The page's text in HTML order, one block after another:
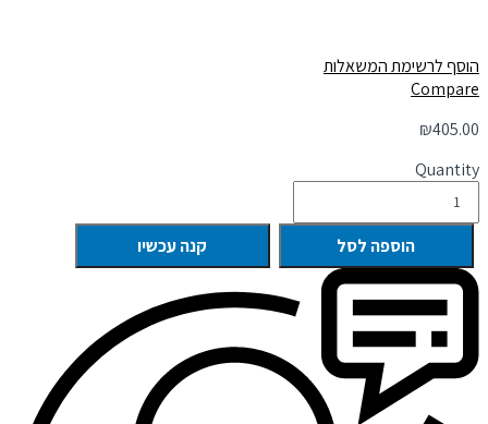
הוסף לרשימת המשאלות
Compare
₪405.00
Quantity
הוספה לסל קנה עכשיו